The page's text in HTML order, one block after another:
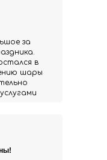
за
в
шары